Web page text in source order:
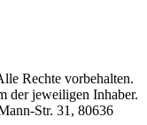
Rechte vorbehalten.
der jeweiligen Inhaber.
Str. 31, 80636